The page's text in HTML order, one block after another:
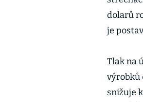
dolarů
je
Tlak na
výrobků
snižuje